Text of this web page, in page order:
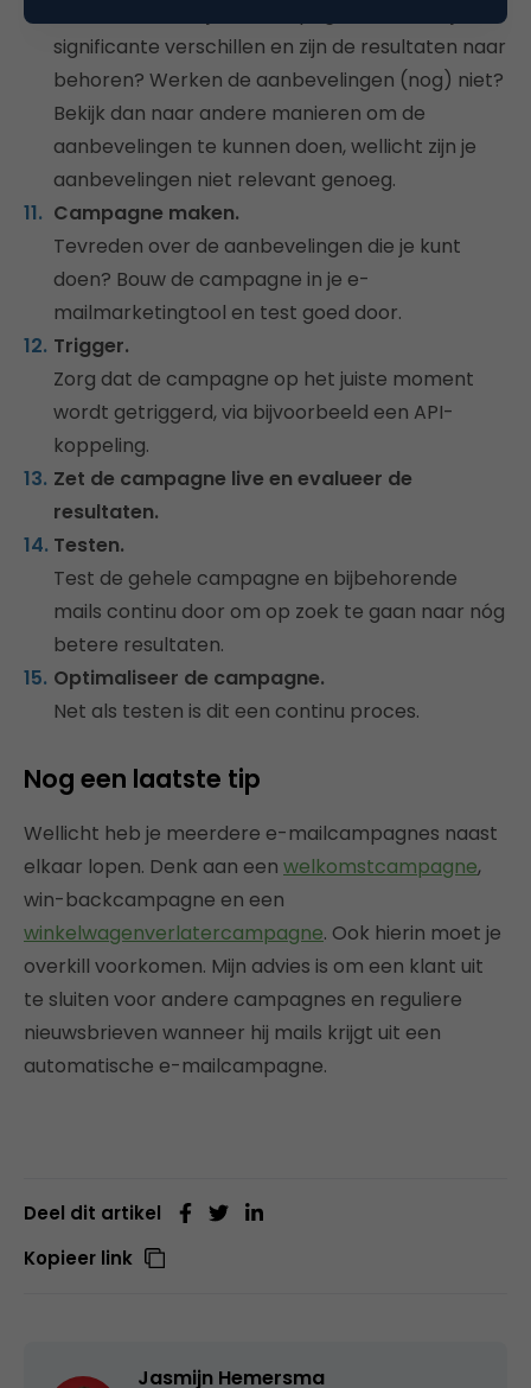
significante verschillen en zijn de resultaten naar
behoren? Werken de aanbevelingen (nog) niet?
Bekijk dan naar andere manieren om de
aanbevelingen te kunnen doen, wellicht zijn je
aanbevelingen niet relevant genoeg.
Campagne maken.
Tevreden over de aanbevelingen die je kunt
doen? Bouw de campagne in je e-
mailmarketingtool en test goed door.
Trigger.
Zorg dat de campagne op het juiste moment
wordt getriggerd, via bijvoorbeeld een API-
koppeling.
Zet de campagne live en evalueer de
resultaten.
Testen.
Test de gehele campagne en bijbehorende
mails continu door om op zoek te gaan naar nóg
betere resultaten.
Optimaliseer de campagne.
Net als testen is dit een continu proces.
Nog een laatste tip
Wellicht heb je meerdere e-mailcampagnes naast
elkaar lopen. Denk aan een welkomstcampagne,
win-backcampagne en een
winkelwagenverlatercampagne. Ook hierin moet je
overkill voorkomen. Mijn advies is om een klant uit
te sluiten voor andere campagnes en reguliere
nieuwsbrieven wanneer hij mails krijgt uit een
automatische e-mailcampagne.
Deel dit artikel
Kopieer link
Jasmijn Hemersma